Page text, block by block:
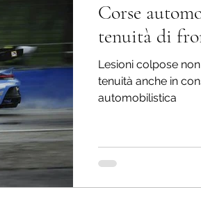
Corse
tenuità di
Lesioni colpose
tenuità anche in
automobilistica